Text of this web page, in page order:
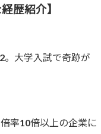
歴紹介】
。大学入試で奇跡が
率10倍以上の企業に